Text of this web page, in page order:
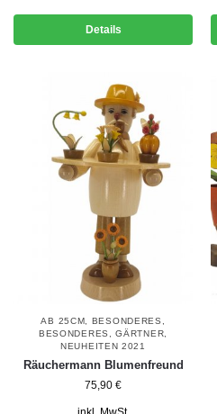
Details
AB 25CM, BESONDERES ,
BESONDERES ,GÄRTNER,
NEUHEITEN 2021
Räuchermann Blumenfreund
75,90 €